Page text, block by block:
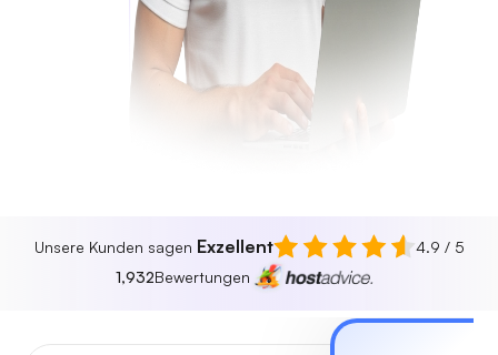
Unsere Kunden sagen Exzellent
4.9 / 5
1,932Bewertungen